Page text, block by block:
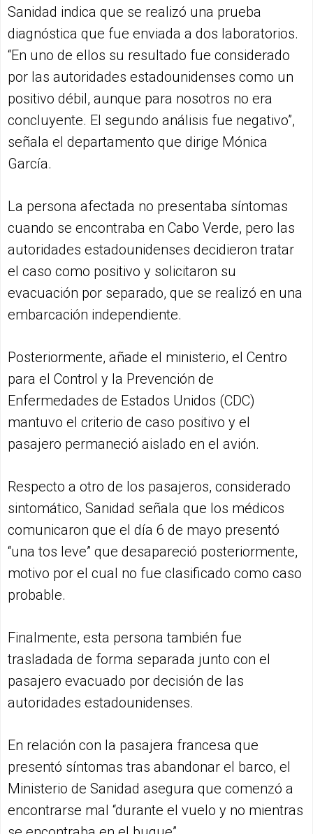
Sanidad indica que se realizó una prueba
diagnóstica que fue enviada a dos laboratorios.
“En uno de ellos su resultado fue considerado
por las autoridades estadounidenses como un
positivo débil, aunque para nosotros no era
concluyente. El segundo análisis fue negativo”,
señala el departamento que dirige Mónica
García.
La persona afectada no presentaba síntomas
cuando se encontraba en Cabo Verde, pero las
autoridades estadounidenses decidieron tratar
el caso como positivo y solicitaron su
evacuación por separado, que se realizó en una
embarcación independiente.
Posteriormente, añade el ministerio, el Centro
para el Control y la Prevención de
Enfermedades de Estados Unidos (CDC)
mantuvo el criterio de caso positivo y el
pasajero permaneció aislado en el avión.
Respecto a otro de los pasajeros, considerado
sintomático, Sanidad señala que los médicos
comunicaron que el día 6 de mayo presentó
“una tos leve” que desapareció posteriormente,
motivo por el cual no fue clasificado como caso
probable.
Finalmente, esta persona también fue
trasladada de forma separada junto con el
pasajero evacuado por decisión de las
autoridades estadounidenses.
En relación con la pasajera francesa que
presentó síntomas tras abandonar el barco, el
Ministerio de Sanidad asegura que comenzó a
encontrarse mal “durante el vuelo y no mientras